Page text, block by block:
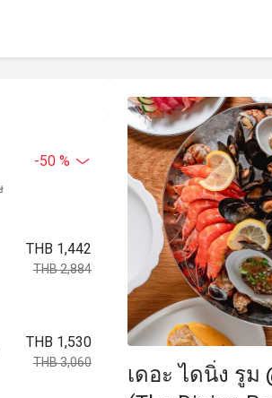
-50 %
THB 1,442
THB 2,884
THB 1,530
THB 3,060
เดอะ ไดนิ่ง รูม